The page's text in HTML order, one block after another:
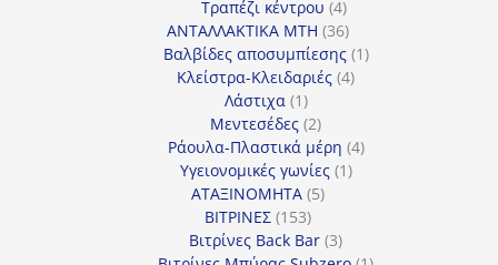
προϊόντα
Τραπέζι κέντρου 44
προϊόντα
ΑΝΤΑΛΛΑΚΤΙΚΑ MTH 3636
προϊόντα
Βαλβίδες αποσυμπίεσης 11
Κλείστρα-Κλειδαριές 44
Λάστιχα 11
προϊόν
Μεντεσέδες 22
προϊόντα
Ράουλα-Πλαστικά μέρη 44
Υγειονομικές γωνίες 11
ΑΤΑΞΙΝΟΜΗΤΑ 55
ΒΙΤΡΙΝΕΣ 153153
προϊόντα
Βιτρίνες Back Bar 33